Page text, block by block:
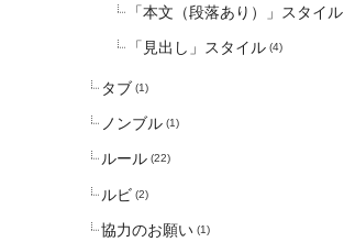
「本文（段落あり）」スタイル
「見出し」スタイル (4)
タブ (1)
ノンブル (1)
ルール (22)
ルビ (2)
協力のお願い (1)